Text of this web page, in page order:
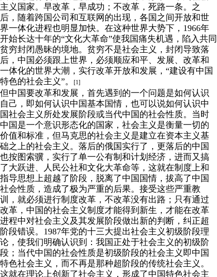
主义国家。早改革，早成功；不改革，死路一条。之
后，随着跨国公司和互联网的出现，各国之间开放和世
界一体化进程也明显加快。在这种世界大势下， 1966年
开始长达十年的“文化大革命”使我国痛失机遇，陷入共同
贫穷封闭愚昧的境地。贫穷不是社会主义，封闭导致落
后，中国必须跟上世界，必须顺应和平、发展、改革和
一体化的世界大潮，实行改革开放和发展，“建设有中国
特色的社会主义”。
[1]
但中国要改革和发展，首先遇到的一个问题是如何认识
自己，即如何认识中国基本国情，也可以说如何认识中
国社会主义所处发展阶段或当代中国的社会性质。当时
中国是一个意识形态化的国家，社会主义是衡量一切的
价值和标准，但马克思的社会主义是建立在资本主义基
础之上的社会主义。落后的俄国实行了，更落后的中国
也按图索骥，实行了单一公有制和计划经济，进而又搞
了大跃进、人民公社和文化大革命等，这就在制度上和
指导思想上超越了阶段，脱离了中国国情，拔高了中国
社会性质，造成了极为严重的后果。接受这些严重教
训，就必须进行制度改革，不改革没有出路；只有通过
改革，中国的社会主义制度才能得到新生，才能在改革
进程中对社会主义及其发展阶段做出新的判断，纠正超
阶段错误。 1987年党的十三大提出社会主义初级阶段理
论，使我们明确认识到：我国正处于社会主义的初级阶
段；当代中国的社会性质是初级阶段的社会主义即中国
特色社会主义，而不再是那种超阶段的传统社会主义。
这就在理论上创新了社会主义，形成了中国特色社会主